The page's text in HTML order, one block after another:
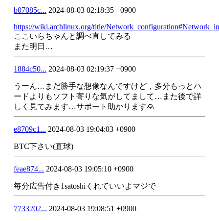
b07085c... 2024-08-03 02:18:35 +0900
https://wiki.archlinux.org/title/
ここいらちゃんと調べ直してみる
また明日…
1884c50... 2024-08-03 02:19:37 +0900
うーん…まだ勝手な想像なんですけど，多分もっとハ
ードよりもソフト寄りな気がしてまして…また後で詳
しく見てみます…サポート助かります🙏
e8709c1... 2024-08-03 19:04:03 +0900
BTC下さい(直球)
feae874... 2024-08-03 19:05:10 +0900
毎分広告付き1satoshiくれていいよマジで
7733202... 2024-08-03 19:08:51 +0900